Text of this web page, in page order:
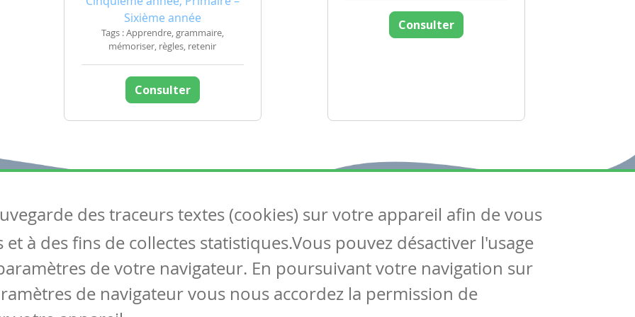
Sixième année
Tags : Apprendre, grammaire,
mémoriser, règles, retenir
Consulter
Consulter
Articles
Tous les articles
Articles DYS
Circulaires
Suivez-nous
Contactez-nous
Soutien scolaire
des traceurs textes (cookies) sur votre appareil afin de vous
à des fins de collectes statistiques.Vous pouvez désactiver l'usage
de votre navigateur. En poursuivant votre navigation sur
de navigateur vous nous accordez la permission de